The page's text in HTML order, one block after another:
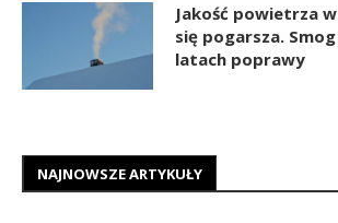
Jakość powietrza
się pogarsza.
latach poprawy
NAJNOWSZE ARTYKUŁY